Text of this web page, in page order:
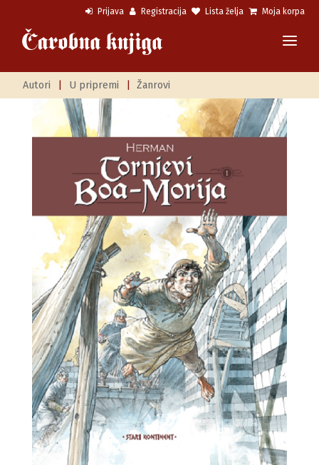
Prijava Registracija Lista želja Moja korpa
Autori U pripremi Žanrovi